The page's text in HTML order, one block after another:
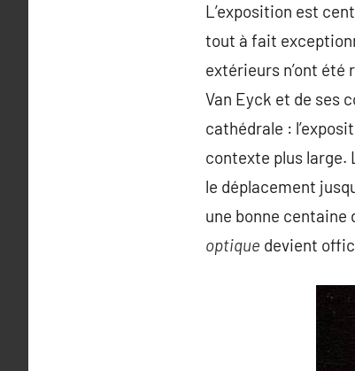
L’exposition est
tout à fait
extérieurs n’ont été
Van Eyck et de ses
cathédrale :
contexte plus large.
le déplacement
une bonne centaine
optique devient